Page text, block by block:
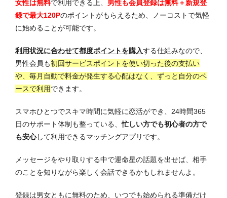
女性は無料で利用できる上、 男性も会員登録は無料＋新規登
録で最大120Pのポイントがもらえるため、ノーコストで気軽
に始めることが可能です。
利用状況に合わせて都度ポイントを購入する仕組みなので、
男性会員も初回サービスポイントを使い切った後の支払い
や、毎月自動で料金が発生する心配はなく、ずっと自分のペ
ースで利用できます。
スマホひとつでスキマ時間に気軽に恋活ができ、24時間365
日のサポート体制も整っている、忙しい方でも初心者の方で
も安心して利用できるマッチングアプリです。
メッセージをやり取りする中で運命星の話題を出せば、相手
のことを知りながら楽しく会話できるかもしれませんよ。
登録は男女ともに無料のため、いつでも始められる準備だけ